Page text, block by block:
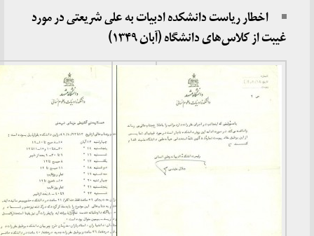
اخطار ریاست دانشکده ادبیات به علی شریعتی در مورد
غیبت از کلاس‌های دانشگاه (آبان ۱۳۴۹)